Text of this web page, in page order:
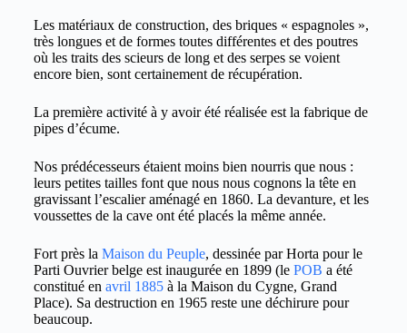
Les matériaux de construction, des briques « espagnoles »,
très longues et de formes toutes différentes et des poutres
où les traits des scieurs de long et des serpes se voient
encore bien, sont certainement de récupération.
La première activité à y avoir été réalisée est la fabrique de
pipes d’écume.
Nos prédécesseurs étaient moins bien nourris que nous :
leurs petites tailles font que nous nous cognons la tête en
gravissant l’escalier aménagé en 1860. La devanture, et les
voussettes de la cave ont été placés la même année.
Fort près la Maison du Peuple, dessinée par Horta pour le
Parti Ouvrier belge est inaugurée en 1899 (le POB a été
constitué en avril 1885à la Maison du Cygne, Grand
Place). Sa destruction en 1965 reste une déchirure pour
beaucoup.